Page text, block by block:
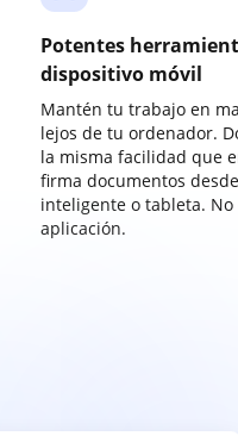
Potentes
dispositivo móvil
Mantén tu trabajo en
lejos de tu ordenador.
la misma facilidad que
firma documentos
inteligente o tableta.
aplicación.